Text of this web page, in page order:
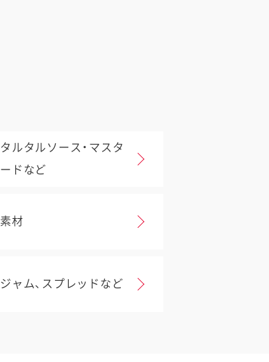
タルタルソース・マスタ
ードなど
素材
ジャム、スプレッドなど